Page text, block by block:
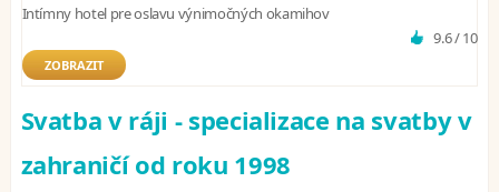
Intímny hotel pre oslavu výnimočných okamihov
9.6 / 10
ZOBRAZIT
Svatba v ráji - specializace na svatby v
zahraničí od roku 1998